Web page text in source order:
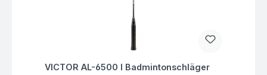
Fragen zum Artikel
VICTOR AL-6500 I Badmintonschläger